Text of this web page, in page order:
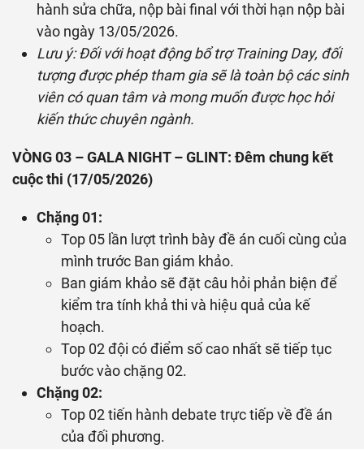
hành sửa chữa, nộp bài final với thời hạn nộp bài
vào ngày 13/05/2026.
Lưu ý: Đối với hoạt động bổ trợ Training Day, đối
tượng được phép tham gia sẽ là toàn bộ các sinh
viên có quan tâm và mong muốn được học hỏi
kiến thức chuyên ngành.
VÒNG 03 – GALA NIGHT – GLINT: Đêm chung kết
cuộc thi (17/05/2026)
Chặng 01:
Top 05 lần lượt trình bày đề án cuối cùng của
mình trước Ban giám khảo.
Ban giám khảo sẽ đặt câu hỏi phản biện để
kiểm tra tính khả thi và hiệu quả của kế
hoạch.
Top 02 đội có điểm số cao nhất sẽ tiếp tục
bước vào chặng 02.
Chặng 02:
Top 02 tiến hành debate trực tiếp về đề án
của đối phương.